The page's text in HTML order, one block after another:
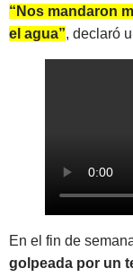
“Nos mandaron
el agua”, declaró
En el fin de
golpeada por un